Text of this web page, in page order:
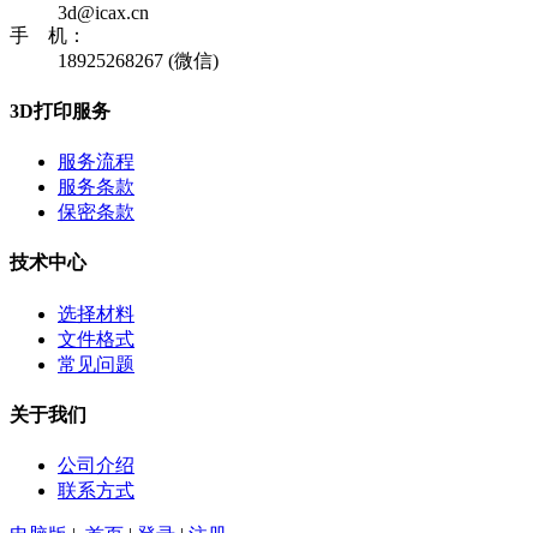
3d@icax.cn
手 机：
18925268267 (微信)
3D打印服务
服务流程
服务条款
保密条款
技术中心
选择材料
文件格式
常见问题
关于我们
公司介绍
联系方式